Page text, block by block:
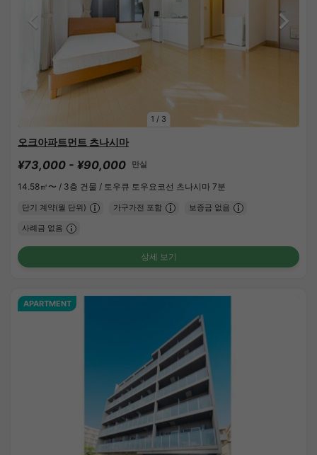
1 / 3
오크아파트먼트 츠나시마
¥73,000 - ¥90,000 만실
14.58㎡〜 / 3층 건물 / 토우큐 토우요코선 츠나시마 7분
단기 계약(월 단위) 가구가전 포함 보증금 없음
사례금 없음
상세 보기
APARTMENT